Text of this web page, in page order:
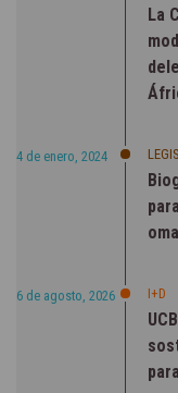
La
4 de enero, 2024
6 de agosto, 2026 I+D